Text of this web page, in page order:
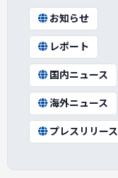
お知らせ
レポート
国内ニュース
海外ニュース
プレスリリース